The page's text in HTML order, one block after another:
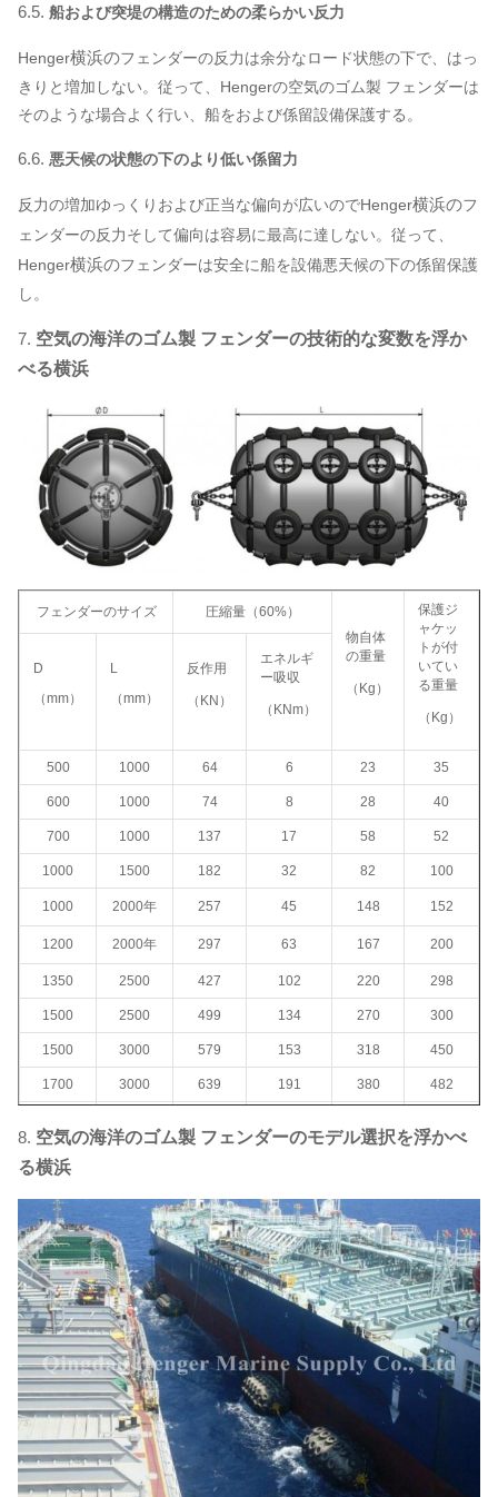
6.5. 船および突堤の構造のための柔らかい反力
Henger横浜のフェンダーの反力は余分なロード状態の下で、はっ
きりと増加しない。従って、Hengerの空気のゴム製 フェンダーは
そのような場合よく行い、船をおよび係留設備保護する。
6.6. 悪天候の状態の下のより低い係留力
反力の増加ゆっくりおよび正当な偏向が広いのでHenger横浜のフ
ェンダーの反力そして偏向は容易に最高に達しない。従って、
Henger横浜のフェンダーは安全に船を設備悪天候の下の係留保護
し。
7. 空気の海洋のゴム製 フェンダーの技術的な変数を浮か
べる横浜
フェンダーのサイズ
圧縮量（60%）
物自体
の重量
（Kg）
保護ジ
ャケッ
トが付
いてい
る重量
（Kg）
D
（mm）
L
（mm）
反作用
（KN）
エネルギ
ー吸収
（KNm）
500 1000 64 6 23 35
600 1000 74 8 28 40
700 1000 137 17 58 52
1000 1500 182 32 82 100
1000 2000年 257 45 148 152
1200 2000年 297 63 167 200
1350 2500 427 102 220 298
1500 2500 499 134 270 300
1500 3000 579 153 318 450
1700 3000 639 191 380 482
2000年
2500 5500 2019年 1131 1268 1380
3000 5000 2422 1357 1980年 2388
3000 6000 2906 1293 2400 2690
3300 4500 1884 2380 2617
3300 6500 3015 1814 2980 3000
*横浜フェンダー変数の上の1.は0.05Mpa内部圧力の基づいていたり、そ
こに及び選択、親切に接触私達のサービス コンサルタント詳細について
はおよび競争価格のための0.08Mpaタイプまたある。
* 2. penumaticフェンダーのサイズは顧客の要求に従ってカスタマイズ
8. 空気の海洋のゴム製 フェンダーのモデル選択を浮かべ
る横浜